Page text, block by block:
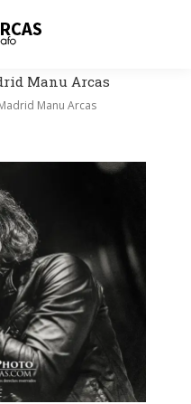
Manu Arcas
Manu Arcas